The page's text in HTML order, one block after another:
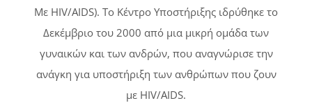
Με HIV/AIDS). Tο Κέντρο Υποστήριξης ιδρύθηκε το
Δεκέμβριο του 2000 από μια μικρή ομάδα των
γυναικών και των ανδρών, που αναγνώρισε την
ανάγκη για υποστήριξη των ανθρώπων που ζουν
με HIV/AIDS.